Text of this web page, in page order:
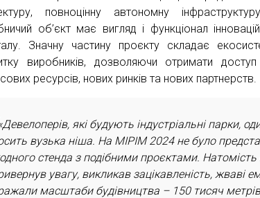
повноцінну автономну
об’єкт має вигляд і функціонал
Значну частину проєкту складає
виробників, дозволяючи отримати доступ
ресурсів, нових ринків та нових партнерств.
які будують індустріальні парки,
вузька ніша. На MIPIM 2024 не було
стенда з подібними проєктами.
увагу, викликав зацікавленість, жваві
масштаби будівництва – 150 тисяч